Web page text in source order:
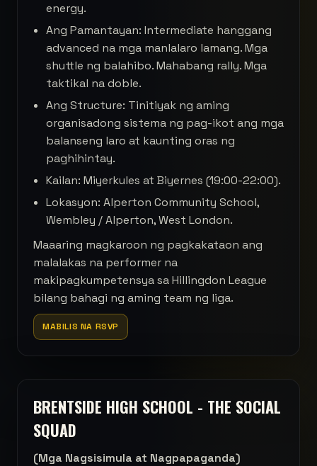
energy.
Ang Pamantayan: Intermediate hanggang
advanced na mga manlalaro lamang. Mga
shuttle ng balahibo. Mahabang rally. Mga
taktikal na doble.
Ang Structure: Tinitiyak ng aming
organisadong sistema ng pag-ikot ang mga
balanseng laro at kaunting oras ng
paghihintay.
Kailan: Miyerkules at Biyernes (19:00-22:00).
Lokasyon: Alperton Community School,
Wembley / Alperton, West London.
Maaaring magkaroon ng pagkakataon ang
malalakas na performer na
makipagkumpetensya sa Hillingdon League
bilang bahagi ng aming team ng liga.
MABILIS NA RSVP
BRENTSIDE HIGH SCHOOL - THE SOCIAL
SQUAD
(Mga Nagsisimula at Nagpapaganda)